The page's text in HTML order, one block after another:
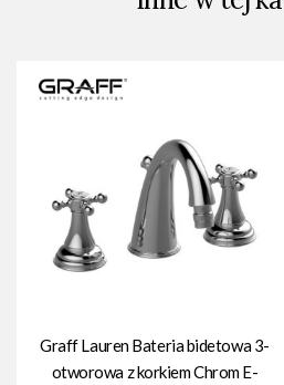
Graff Lauren Bateria bidetowa 3-
otworowa z korkiem Chrom E-